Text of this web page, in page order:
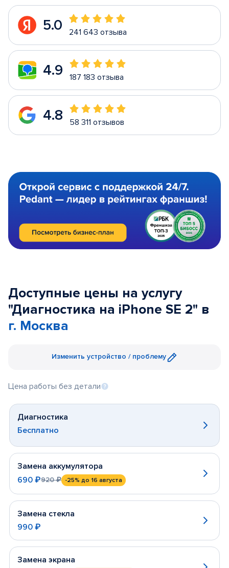
5.0 241 643 отзыва
4.9 187 183 отзыва
4.8 58 311 отзывов
Доступные цены на услугу
"Диагностика на iPhone SE 2" в
г. Москва
Изменить устройство / проблему
Цена работы без детали
Диагностика
Бесплатно
Замена аккумулятора
690 ₽920 ₽ -25% до 16 августа
Замена стекла
990 ₽
Замена экрана